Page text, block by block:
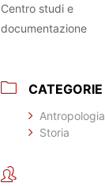
Centro studi e
documentazione
CATEGORIE
Antropologia
Storia